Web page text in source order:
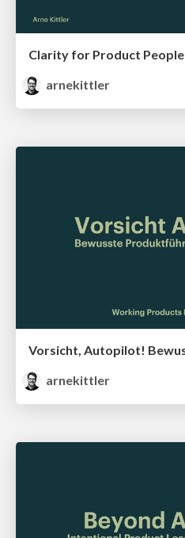
Clarity for Product People
arnekittler
arnekittler